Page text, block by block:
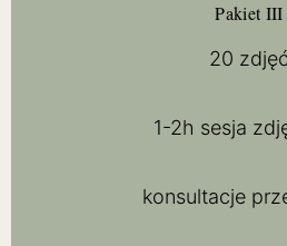
Pakiet III
20 zdjęć
1-2h sesja
konsultacje